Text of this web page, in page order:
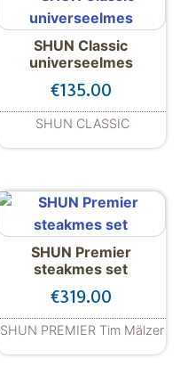
SHUN Classic
universeelmes
€135.00
SHUN CLASSIC
SHUN Premier
steakmes set
€319.00
SHUN PREMIER Tim Mälzer